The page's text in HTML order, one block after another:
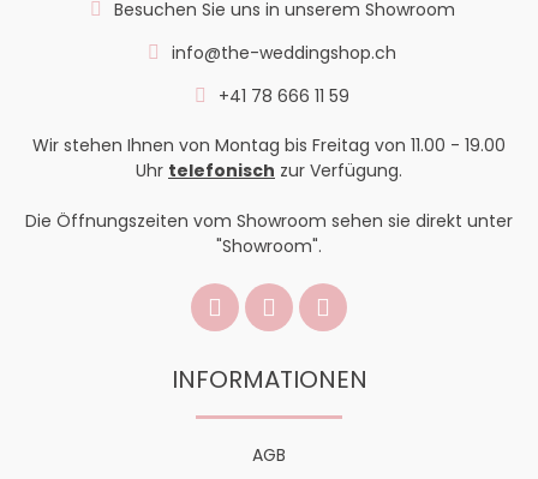
Besuchen Sie uns in unserem Showroom
info@the-weddingshop.ch
+41 78 666 11 59
Wir stehen Ihnen von Montag bis Freitag von 11.00 - 19.00
Uhr telefonisch zur Verfügung.
Die Öffnungszeiten vom Showroom sehen sie direkt unter
"Showroom".
INFORMATIONEN
AGB